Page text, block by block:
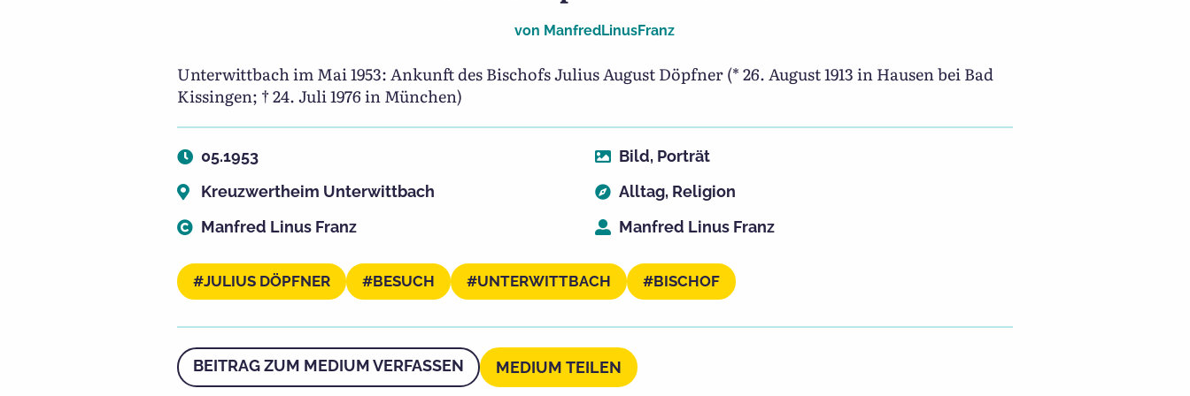
von ManfredLinusFranz
Unterwittbach im Mai 1953: Ankunft des Bischofs Julius August Döpfner (* 26. August 1913 in Hausen bei Bad
Kissingen; † 24. Juli 1976 in München)
05.1953
Kreuzwertheim Unterwittbach
Bild, Porträt
Alltag, Religion
Manfred Linus Franz
Manfred Linus Franz
JULIUS DÖPFNER BESUCH UNTERWITTBACH BISCHOF
BEITRAG ZUM MEDIUM VERFASSEN MEDIUM TEILEN